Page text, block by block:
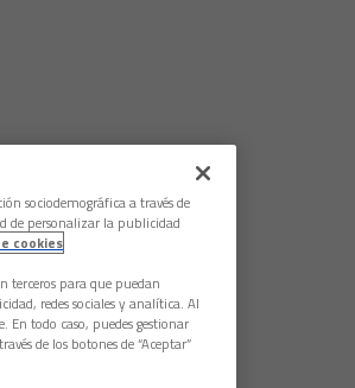
sociodemográfica a través de
de personalizar la publicidad
cookies
terceros para que puedan
redes sociales y analítica. Al
En todo caso, puedes gestionar
de los botones de “Aceptar”